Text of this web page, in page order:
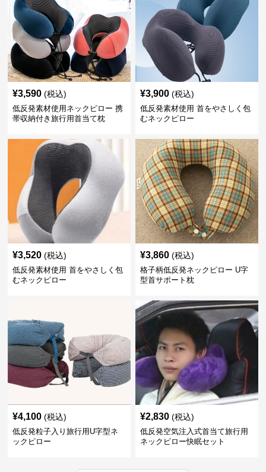
¥3,590 (税込)
低反発素材使用ネックピロー 携
帯収納付き旅行用首当て枕
¥3,900 (税込)
低反発素材使用 首をやさしく包
むネックピロー
¥3,520 (税込)
低反発素材使用 首をやさしく包
むネックピロー
¥3,860 (税込)
格子柄低反発ネックピロー U字
型首サポート枕
¥4,100 (税込)
低反発粒子入り旅行用U字型ネ
ックピロー
¥2,830 (税込)
低反発空気注入式首当て旅行用
ネックピロー快眠セット